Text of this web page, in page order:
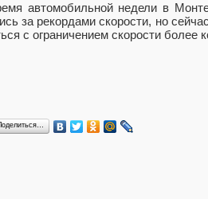
автомобильной недели в
за рекордами скорости, но
с ограничением скорости